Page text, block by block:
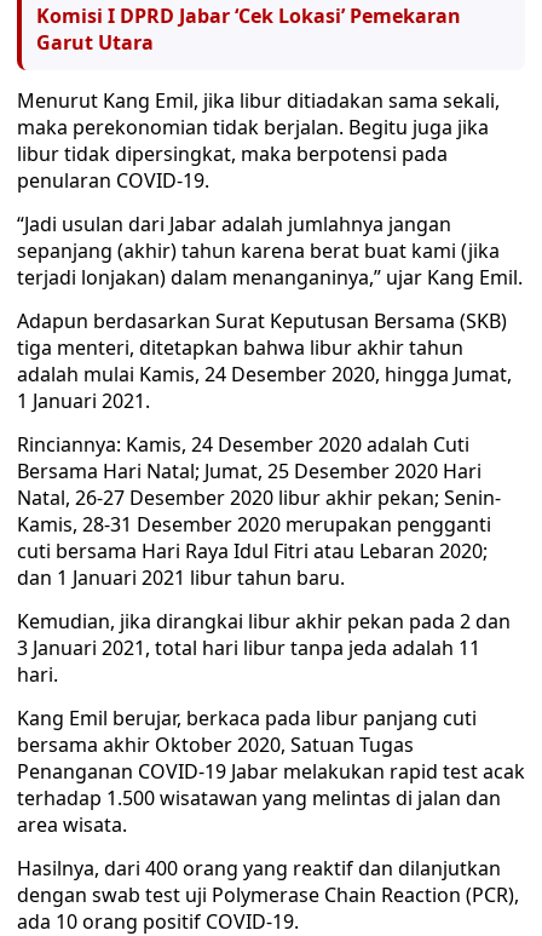
Komisi I DPRD Jabar ‘Cek Lokasi’ Pemekaran
Garut Utara
Menurut Kang Emil, jika libur ditiadakan sama sekali,
maka perekonomian tidak berjalan. Begitu juga jika
libur tidak dipersingkat, maka berpotensi pada
penularan COVID-19.
“Jadi usulan dari Jabar adalah jumlahnya jangan
sepanjang (akhir) tahun karena berat buat kami (jika
terjadi lonjakan) dalam menanganinya,” ujar Kang Emil.
Adapun berdasarkan Surat Keputusan Bersama (SKB)
tiga menteri, ditetapkan bahwa libur akhir tahun
adalah mulai Kamis, 24 Desember 2020, hingga Jumat,
1 Januari 2021.
Rinciannya: Kamis, 24 Desember 2020 adalah Cuti
Bersama Hari Natal; Jumat, 25 Desember 2020 Hari
Natal, 26-27 Desember 2020 libur akhir pekan; Senin-
Kamis, 28-31 Desember 2020 merupakan pengganti
cuti bersama Hari Raya Idul Fitri atau Lebaran 2020;
dan 1 Januari 2021 libur tahun baru.
Kemudian, jika dirangkai libur akhir pekan pada 2 dan
3 Januari 2021, total hari libur tanpa jeda adalah 11
hari.
Kang Emil berujar, berkaca pada libur panjang cuti
bersama akhir Oktober 2020, Satuan Tugas
Penanganan COVID-19 Jabar melakukan rapid test acak
terhadap 1.500 wisatawan yang melintas di jalan dan
area wisata.
Hasilnya, dari 400 orang yang reaktif dan dilanjutkan
dengan swab test uji Polymerase Chain Reaction (PCR),
ada 10 orang positif COVID-19.